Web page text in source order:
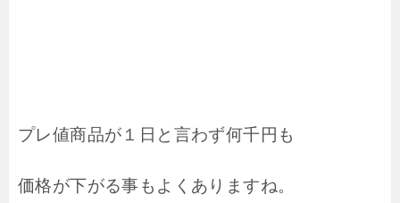
プレ値商品が１日と言わず何千円も
価格が下がる事もよくありますね。